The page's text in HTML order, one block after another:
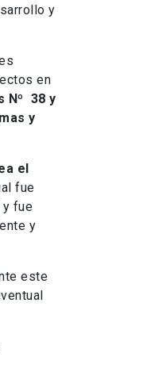
y
en
Nº 38 y
y
el
fue
y fue
y
este